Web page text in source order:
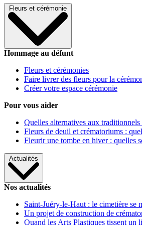
Fleurs et cérémonie
Hommage au défunt
Fleurs et cérémonies
Faire livrer des fleurs pour la
Créer votre espace cérémonie
Pour vous aider
Quelles alternatives aux
Fleurs de deuil et crématoriums :
Fleurir une tombe en hiver : quelles
Actualités
Nos actualités
Saint-Juéry-le-Haut : le cimetière se
Un projet de construction de
Quand les Arts Plastiques tissent un